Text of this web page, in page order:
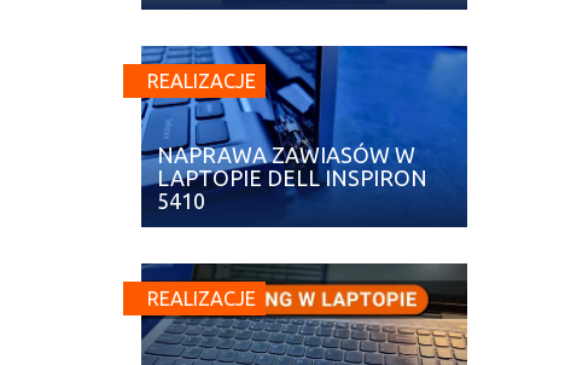
REALIZACJE
NAPRAWA ZAWIASÓW W
LAPTOPIE DELL INSPIRON
5410
REALIZACJE